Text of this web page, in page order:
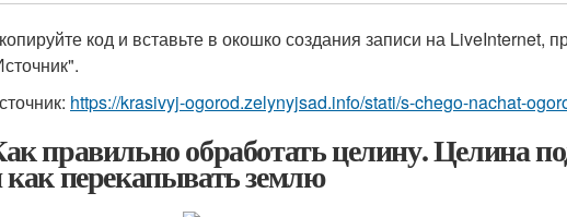
код и вставьте в окошко создания записи на LiveInternet,
https://krasivyj-ogorod.zelynyjsad.info/stati/s-chego-nachat-
правильно обработать целину. Целина
перекапывать землю